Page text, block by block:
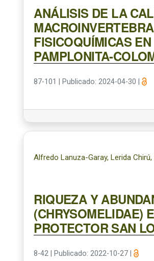
ANÁLISIS DE LA
FISICOQUÍMICAS
PAMPLONITA-
87-101 Publicado: 2024-04-30 |
Alfredo Lanuza-Garay, Lerida
RIQUEZA Y
(CHRYSOMELIDAE)
PROTECTOR SAN
8-42 Publicado: 2022-10-27 |